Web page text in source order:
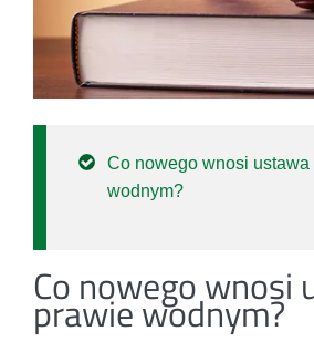
Co nowego wnosi ustawa
wodnym?
Co nowego wnosi
prawie wodnym?